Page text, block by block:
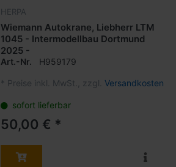
HERPA
Wiemann Autokrane, Liebherr LTM
1045 - Intermodellbau Dortmund
2025 -
Art.-Nr. H959179
* Preise inkl. MwSt., zzgl. Versandkosten
sofort lieferbar
50,00 € *